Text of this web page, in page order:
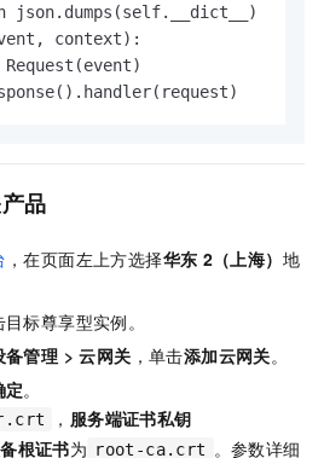
json.dumps(self.__dict__)
context):
品
，在页面左上方选择华东 2（上海） 地
标尊享型实例。
备管理 > 云网关 ，单击添加云网关。
定。
， 服务端证书私钥
根证书为 root-ca.crt
。参数详细